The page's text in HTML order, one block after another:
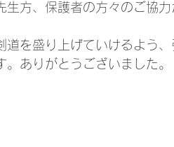
生方、保護者の方々のご協
を盛り上げていけるよう
ありがとうございました。